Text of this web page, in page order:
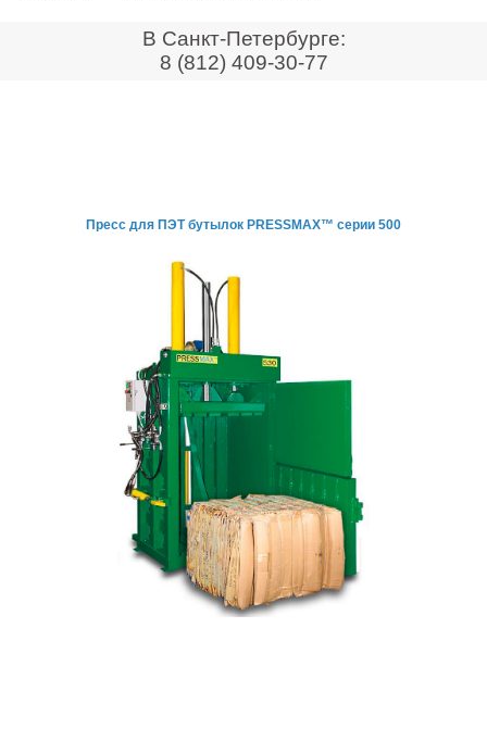
В Санкт-Петербурге:
8 (812) 409-30-77
Пресс для ПЭТ бутылок PRESSMAX™ серии 500